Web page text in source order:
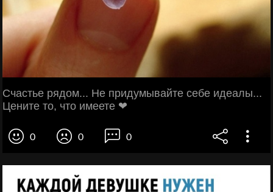
Счастье рядом... Не придумывайте себе идеалы...
Цените то, что имеете ❤
0 0 0